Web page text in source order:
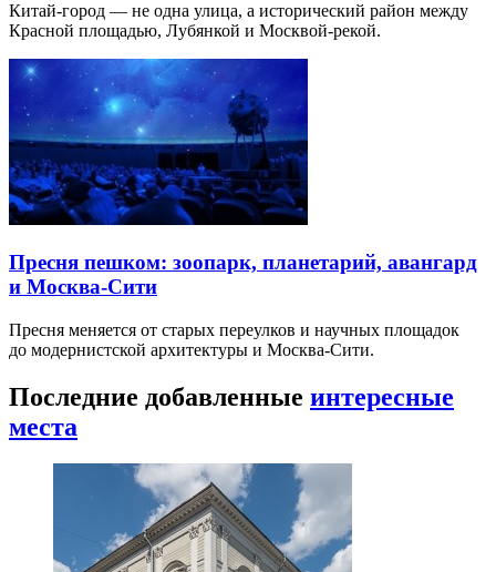
Китай-город — не одна улица, а исторический район между
Красной площадью, Лубянкой и Москвой-рекой.
Пресня пешком: зоопарк, планетарий, авангард
и Москва-Сити
Пресня меняется от старых переулков и научных площадок
до модернистской архитектуры и Москва-Сити.
Последние добавленные интересные
места